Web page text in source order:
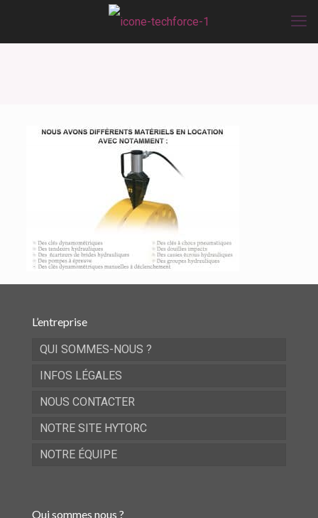
L’entreprise
QUI SOMMES-NOUS ?
INFOS LÉGALES
NOUS CONTACTER
NOTRE SITE HYTORC
NOTRE ÉQUIPE
Qui sommes nous ?